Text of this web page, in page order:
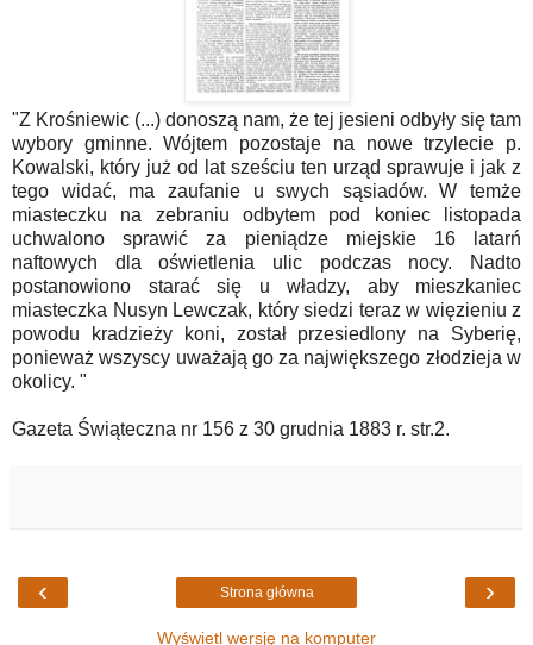
"Z Krośniewic (...) donoszą nam, że tej jesieni odbyły się tam
wybory gminne. Wójtem pozostaje na nowe trzylecie p.
Kowalski, który już od lat sześciu ten urząd sprawuje i jak z
tego widać, ma zaufanie u swych sąsiadów. W temże
miasteczku na zebraniu odbytem pod koniec listopada
uchwalono sprawić za pieniądze miejskie 16 latarń
naftowych dla oświetlenia ulic podczas nocy. Nadto
postanowiono starać się u władzy, aby mieszkaniec
miasteczka Nusyn Lewczak, który siedzi teraz w więzieniu z
powodu kradzieży koni, został przesiedlony na Syberię,
ponieważ wszyscy uważają go za największego złodzieja w
okolicy. "
Gazeta Świąteczna nr 156 z 30 grudnia 1883 r. str.2.
‹ ›
Strona główna
Wyświetl wersję na komputer